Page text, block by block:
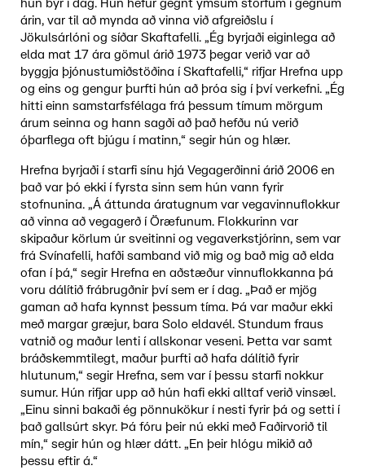
hún býr í dag. Hún hefur gegnt ýmsum störfum í gegnum
árin, var til að mynda að vinna við afgreiðslu í
Jökulsárlóni og síðar Skaftafelli. „Ég byrjaði eiginlega að
elda mat 17 ára gömul árið 1973 þegar verið var að
byggja þjónustumiðstöðina í Skaftafelli,“ rifjar Hrefna upp
og eins og gengur þurfti hún að þróa sig í því verkefni. „Ég
hitti einn samstarfsfélaga frá þessum tímum mörgum
árum seinna og hann sagði að það hefðu nú verið
óþarflega oft bjúgu í matinn,“ segir hún og hlær.
Hrefna byrjaði í starfi sínu hjá Vegagerðinni árið 2006 en
það var þó ekki í fyrsta sinn sem hún vann fyrir
stofnunina. „Á áttunda áratugnum var vegavinnuflokkur
að vinna að vegagerð í Öræfunum. Flokkurinn var
skipaður körlum úr sveitinni og vegaverkstjórinn, sem var
frá Svínafelli, hafði samband við mig og bað mig að elda
ofan í þá,“ segir Hrefna en aðstæður vinnuflokkanna þá
voru dálítið frábrugðnir því sem er í dag. „Það er mjög
gaman að hafa kynnst þessum tíma. Þá var maður ekki
með margar græjur, bara Solo eldavél. Stundum fraus
vatnið og maður lenti í allskonar veseni. Þetta var samt
bráðskemmtilegt, maður þurfti að hafa dálítið fyrir
hlutunum,“ segir Hrefna, sem var í þessu starfi nokkur
sumur. Hún rifjar upp að hún hafi ekki alltaf verið vinsæl.
„Einu sinni bakaði ég pönnukökur í nesti fyrir þá og setti í
það gallsúrt skyr. Þá fóru þeir nú ekki með Faðirvorið til
mín,“ segir hún og hlær dátt. „En þeir hlógu mikið að
þessu eftir á.“